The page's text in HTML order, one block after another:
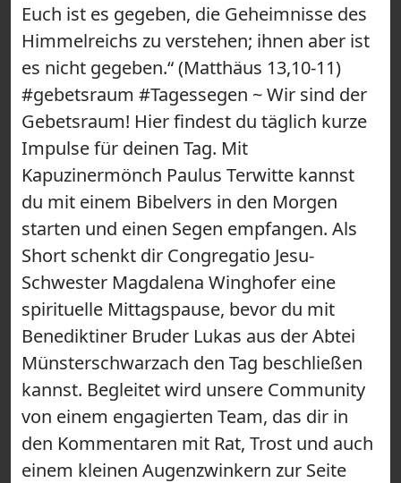
Euch ist es gegeben, die Geheimnisse des
Himmelreichs zu verstehen; ihnen aber ist
es nicht gegeben.“ (Matthäus 13,10-11)
#gebetsraum #Tagessegen ~ Wir sind der
Gebetsraum! Hier findest du täglich kurze
Impulse für deinen Tag. Mit
Kapuzinermönch Paulus Terwitte kannst
du mit einem Bibelvers in den Morgen
starten und einen Segen empfangen. Als
Short schenkt dir Congregatio Jesu-
Schwester Magdalena Winghofer eine
spirituelle Mittagspause, bevor du mit
Benediktiner Bruder Lukas aus der Abtei
Münsterschwarzach den Tag beschließen
kannst. Begleitet wird unsere Community
von einem engagierten Team, das dir in
den Kommentaren mit Rat, Trost und auch
einem kleinen Augenzwinkern zur Seite